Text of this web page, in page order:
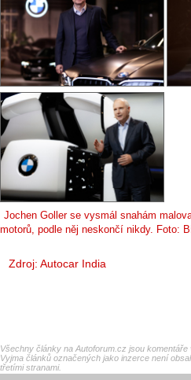
Jochen Goller se vysmál snahám
motorů, podle něj neskončí nikdy. Foto:
Zdroj: Autocar India
Všechny články na Autoforum.cz jsou
Vyjma článků označených jako inzerce není
třetími stranami.